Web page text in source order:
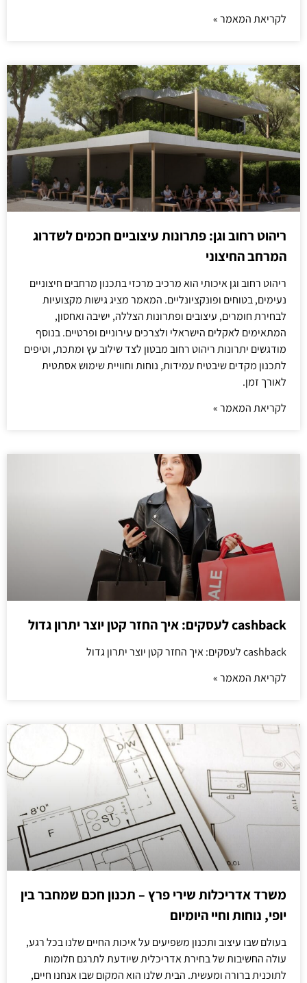
לקריאת המאמר »
ריהוט רחוב וגן: פתרונות עיצוביים חכמים לשדרוג
המרחב החיצוני
ריהוט רחוב וגן איכותי הוא מרכיב מרכזי בתכנון מרחבים חיצוניים
נעימים, בטוחים ופונקציונליים. המאמר מציג גישות מקצועיות
לבחירת חומרים, עיצובים ופתרונות הצללה, ישיבה ואחסון,
המתאימים לאקלים הישראלי ולצרכים עירוניים ופרטיים. בנוסף
מודגשים יתרונות ריהוט רחוב מבטון לצד שילוב עץ ומתכת, וטיפים
לתכנון מקדים שיבטיח עמידות, נוחות וחוויית שימוש אסתטית
לאורך זמן.
לקריאת המאמר »
cashback לעסקים: איך החזר קטן יוצר יתרון גדול
cashback לעסקים: איך החזר קטן יוצר יתרון גדול
לקריאת המאמר »
משרד אדריכלות שירי פרץ – תכנון חכם שמחבר בין
יופי, נוחות וחיי היומיום
בעולם שבו עיצוב ותכנון משפיעים על איכות החיים שלנו בכל רגע,
עולה החשיבות של בחירת אדריכלית שיודעת לתרגם חלומות
לתוכנית ברורה ומעשית. הבית שלנו הוא המקום שבו אנחנו חיים,